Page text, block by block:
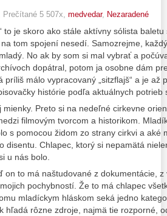
, Prečítané 5 507x, medvedar, Nezaradené
to je skoro ako stále aktívny sólista
tom spojení nesedí. Samozrejme,
No ak by som si mal vybrať a
dopátral, potom ja osobne dám
príliš málo vypracovaný „sitzflajš“ a je až
histórie podľa aktuálnych potrieb
Preto si na nedeľné cirkevne
filmovým tvorcom a historikom.
s pomocou židom zo strany cirkvi a aké
disentu. Chlapec, ktorý si nepamätá
u nás bolo.
on to má naštudované z dokumentácie,
pochybností. Že to má chlapec
mladíckym hláskom seká jedno
hľadá rôzne zdroje, najmä tie rozporné,